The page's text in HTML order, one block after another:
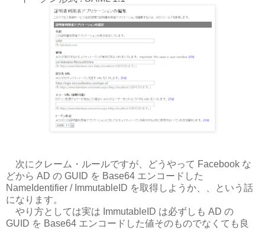
次にクレーム・ルールですが、どうやって Facebook な
どから AD の GUID を Base64 エンコードした
NameIdentifier / ImmutableID を取得しようか、、という話
になります。
やり方としては実は ImmutableID は必ずしも AD の
GUID を Base64 エンコードした値そのものでなくても良